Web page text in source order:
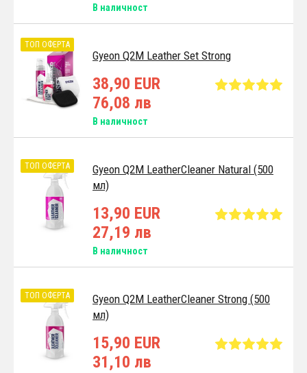
В наличност
Gyeon Q2M Leather Set Strong
ТОП ОФЕРТА
38,90 EUR
76,08 лв
В наличност
Gyeon Q2M LeatherCleaner Natural (500
мл)
ТОП ОФЕРТА
13,90 EUR
27,19 лв
В наличност
Gyeon Q2M LeatherCleaner Strong (500
мл)
ТОП ОФЕРТА
15,90 EUR
31,10 лв